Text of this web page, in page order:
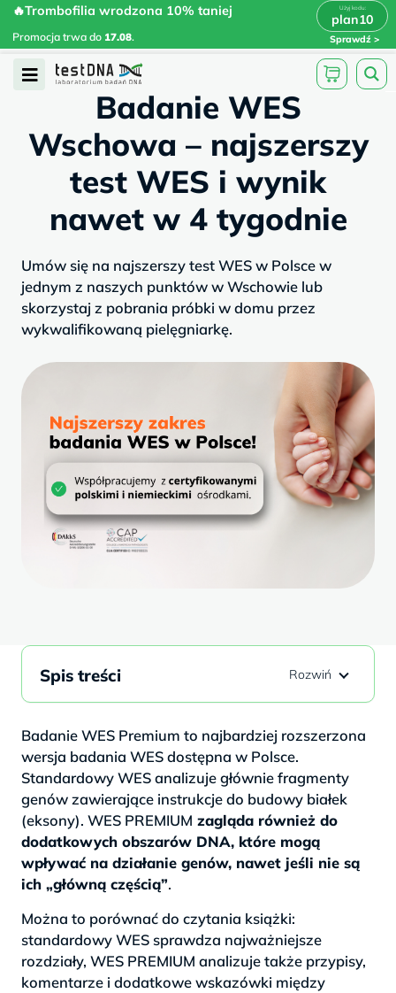
Skip
content
🔥Trombofilia wrodzona 10% taniej
Promocja trwa do 17.08.
plan10
Sprawdź
🔥Trombofilia wrodzona 10% taniej
plan10 x
Open
testdna.pl
Badanie WES
Wschowa – najszerszy
test WES i wynik
nawet w 4 tygodnie
Umów się na najszerszy test WES w Polsce w
jednym z naszych punktów w Wschowie lub
skorzystaj z pobrania próbki w domu przez
wykwalifikowaną pielęgniarkę.
Badanie WES Premium to najbardziej rozszerzona
wersja badania WES dostępna w Polsce.
Standardowy WES analizuje głównie fragmenty
genów zawierające instrukcje do budowy białek
(eksony). WES PREMIUM zagląda również do
dodatkowych obszarów DNA, które mogą
wpływać na działanie genów, nawet jeśli nie są
ich „główną częścią”.
Można to porównać do czytania książki:
standardowy WES sprawdza najważniejsze
rozdziały, WES PREMIUM analizuje także przypisy,
komentarze i dodatkowe wskazówki między
Spis treści